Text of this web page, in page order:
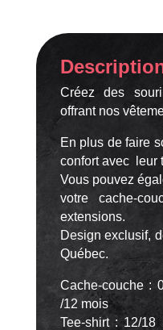
Créez des
offrant nos
En plus de faire
confort avec leur
Vous pouvez
votre cache-
extensions.
Design exclusif,
Québec.
Cache-couche :
/12 mois
Tee-shirt : 12/